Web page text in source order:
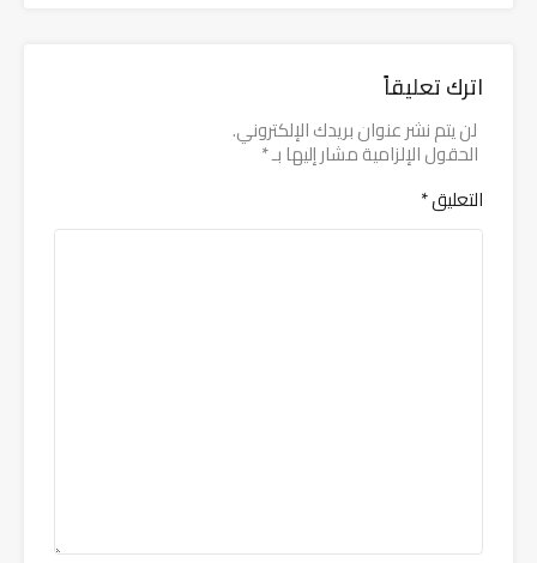
اترك تعليقاً
لن يتم نشر عنوان بريدك الإلكتروني.
الحقول الإلزامية مشار إليها بـ*
التعليق*